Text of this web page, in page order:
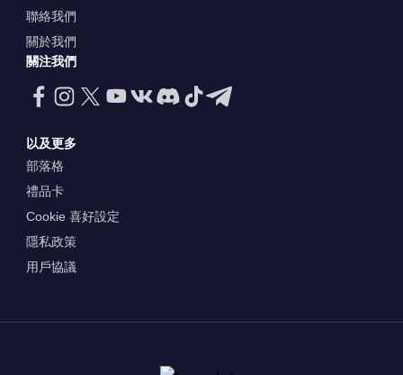
聯絡我們
關於我們
關注我們
以及更多
部落格
禮品卡
Cookie 喜好設定
隱私政策
用戶協議